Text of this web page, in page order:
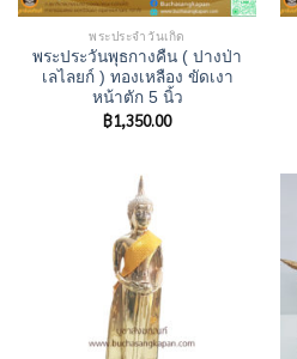
พระประจำวันเกิด
พระประวันพุธกางคืน ( ปางป่า
เลไลยก์ ) ทองเหลือง ขัดเงา
หน้าตัก 5 นิ้ว
฿1,350.00